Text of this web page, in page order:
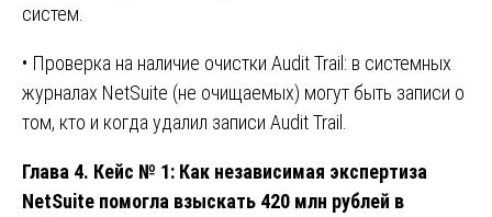
систем.
• Проверка на наличие очистки Audit Trail: в системных
журналах NetSuite (не очищаемых) могут быть записи о
том, кто и когда удалил записи Audit Trail.
Глава 4. Кейс № 1: Как независимая экспертиза
NetSuite помогла взыскать 420 млн рублей в